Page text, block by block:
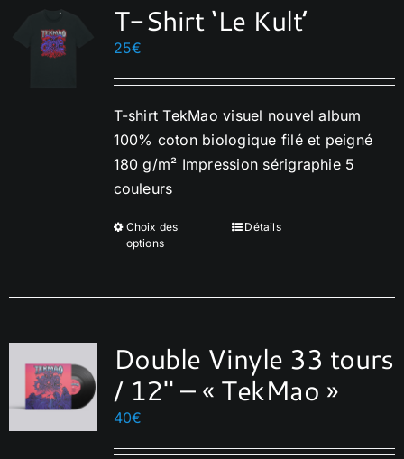
T-Shirt ‘Le Kult’
25€
T-shirt TekMao visuel nouvel album
100% coton biologique filé et peigné
180 g/m² Impression sérigraphie 5
couleurs
Choix des
options
Ce
plusieurs
Les
options
peuvent
choisies
Détails
Double Vinyle 33 tours
/ 12″ – « TekMao »
40€